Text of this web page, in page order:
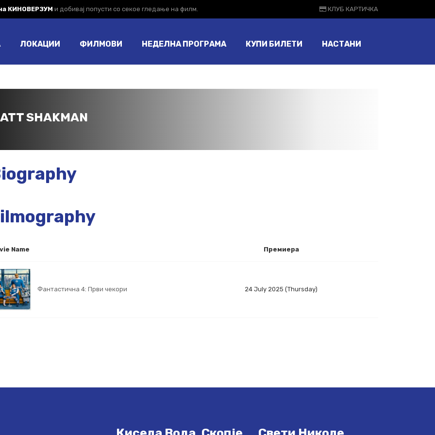
КИНОВЕРЗУМ и добивај попусти со секое гледање на филм. КЛУБ КАРТИЧКА
ЛОКАЦИИ ФИЛМОВИ НЕДЕЛНА ПРОГРАМА КУПИ БИЛЕТИ НАСТАНИ
SHAKMAN
Name Премиера
Фантастична 4: Први чекори 24 July 2025 (Thursday)